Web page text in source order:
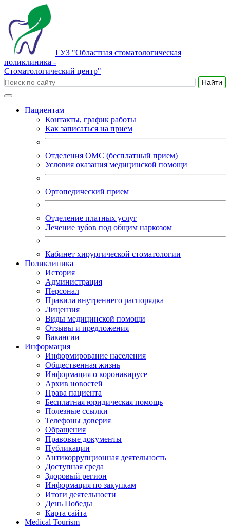
ГУЗ "Областная стоматологическая
поликлиника -
Стоматологический центр"
Пациентам
Контакты, график работы
Как записаться на прием
Отделения ОМС (бесплатный прием)
Условия оказания медицинской помощи
Ортопедический прием
Отделение платных услуг
Лечение зубов под общим наркозом
Кабинет хирургической стоматологии
Поликлиника
История
Администрация
Персонал
Правила внутреннего распорядка
Лицензия
Виды медицинской помощи
Отзывы и предложения
Вакансии
Информация
Информирование населения
Общественная жизнь
Информация о коронавирусе
Архив новостей
Права пациента
Бесплатная юридическая помощь
Полезные ссылки
Телефоны доверия
Обращения
Правовые документы
Публикации
Антикоррупционная деятельность
Доступная среда
Здоровый регион
Информация по закупкам
Итоги деятельности
День Победы
Карта сайта
Medical Tourism